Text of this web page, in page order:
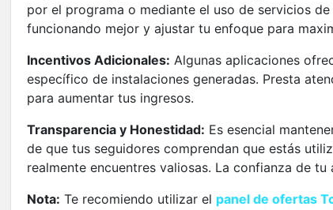
por el programa o mediante el uso de servicios
funcionando mejor y ajustar tu enfoque para
Incentivos Adicionales: Algunas aplicaciones
específico de instalaciones generadas. Presta
para aumentar tus ingresos.
Transparencia y Honestidad: Es esencial
de que tus seguidores comprendan que estás
realmente encuentres valiosas. La confianza de
Nota: Te recomiendo utilizar el panel de ofertas